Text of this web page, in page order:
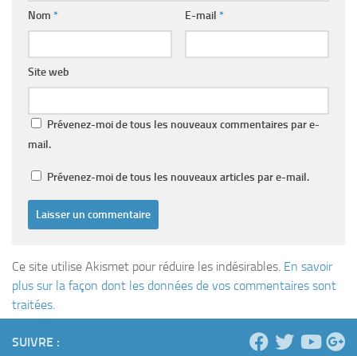
Nom * E-mail *
Site web
Prévenez-moi de tous les nouveaux commentaires par e-
mail.
Prévenez-moi de tous les nouveaux articles par e-mail.
Ce site utilise Akismet pour réduire les indésirables. En savoir
plus sur la façon dont les données de vos commentaires sont
traitées.
SUIVRE :